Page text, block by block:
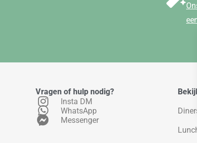
Vragen of hulp nodig?
Insta DM
WhatsApp
Messenger